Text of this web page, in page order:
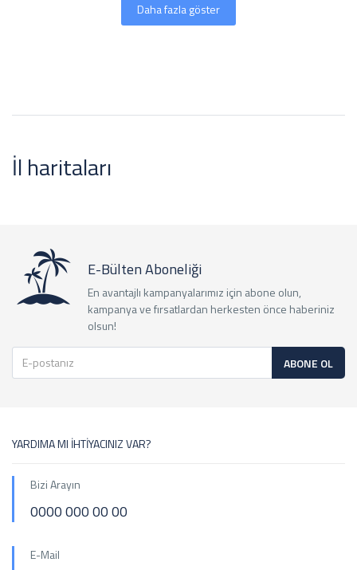
Daha fazla göster
İl haritaları
E-Bülten Aboneliği
En avantajlı kampanyalarımız için abone olun,
kampanya ve fırsatlardan herkesten önce haberiniz
olsun!
ABONE OL
YARDIMA MI İHTİYACINIZ VAR?
Bizi Arayın
0000 000 00 00
E-Mail